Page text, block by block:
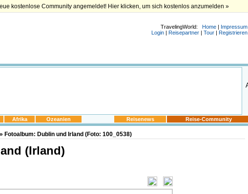
kostenlose Community angemeldet! Hier klicken, um sich kostenlos anzumelden »
TravelingWorld: Home | Impressum
Login | Reisepartner | Tour | Registrieren
Afrika Ozeanien Reisenews Reise-Community
» Fotoalbum: Dublin und Irland (Foto: 100_0538)
(Irland)